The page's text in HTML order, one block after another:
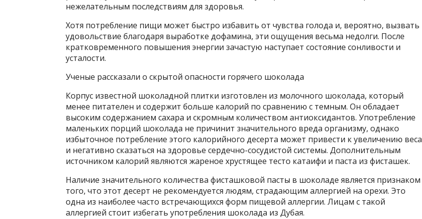
нежелательным последствиям для здоровья.
Хотя потребление пищи может быстро избавить от чувства голода и, вероятно, вызвать
удовольствие благодаря выработке дофамина, эти ощущения весьма недолги. После
кратковременного повышения энергии зачастую наступает состояние сонливости и
усталости.
Ученые рассказали о скрытой опасности горячего шоколада
Корпус известной шоколадной плитки изготовлен из молочного шоколада, который
менее питателен и содержит больше калорий по сравнению с темным. Он обладает
высоким содержанием сахара и скромным количеством антиоксидантов. Употребление
маленьких порций шоколада не причинит значительного вреда организму, однако
избыточное потребление этого калорийного десерта может привести к увеличению веса
и негативно сказаться на здоровье сердечно-сосудистой системы. Дополнительным
источником калорий являются жареное хрустящее тесто катаифи и паста из фисташек.
Наличие значительного количества фисташковой пасты в шоколаде является признаком
того, что этот десерт не рекомендуется людям, страдающим аллергией на орехи. Это
одна из наиболее часто встречающихся форм пищевой аллергии. Лицам с такой
аллергией стоит избегать употребления шоколада из Дубая.